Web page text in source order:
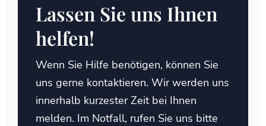
Lassen Sie uns Ihnen
helfen!
Wenn Sie Hilfe benötigen, können Sie
uns gerne kontaktieren. Wir werden uns
innerhalb kurzester Zeit bei Ihnen
melden. Im Notfall, rufen Sie uns bitte